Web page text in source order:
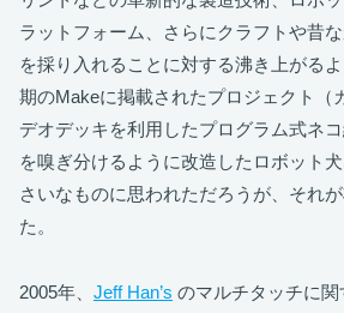
ラットフォーム、さらにクラフトや昔
を採り入れることに対する沸き上がる
期のMakeに掲載されたプロジェクト（
デオデッキを利用したプログラム式ネ
を嗅ぎ分けるように改造したロボット
さいなものに思われただろうが、それ
た。
2005年、 Jeff Han’s のマルチタッチに